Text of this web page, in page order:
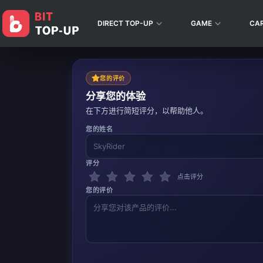
DIRECT TOP-UP GAME
您的评价
分享您的体验
在下方进行简短评分，以帮助他人。
您的姓名
评分
点击评分
您的评价